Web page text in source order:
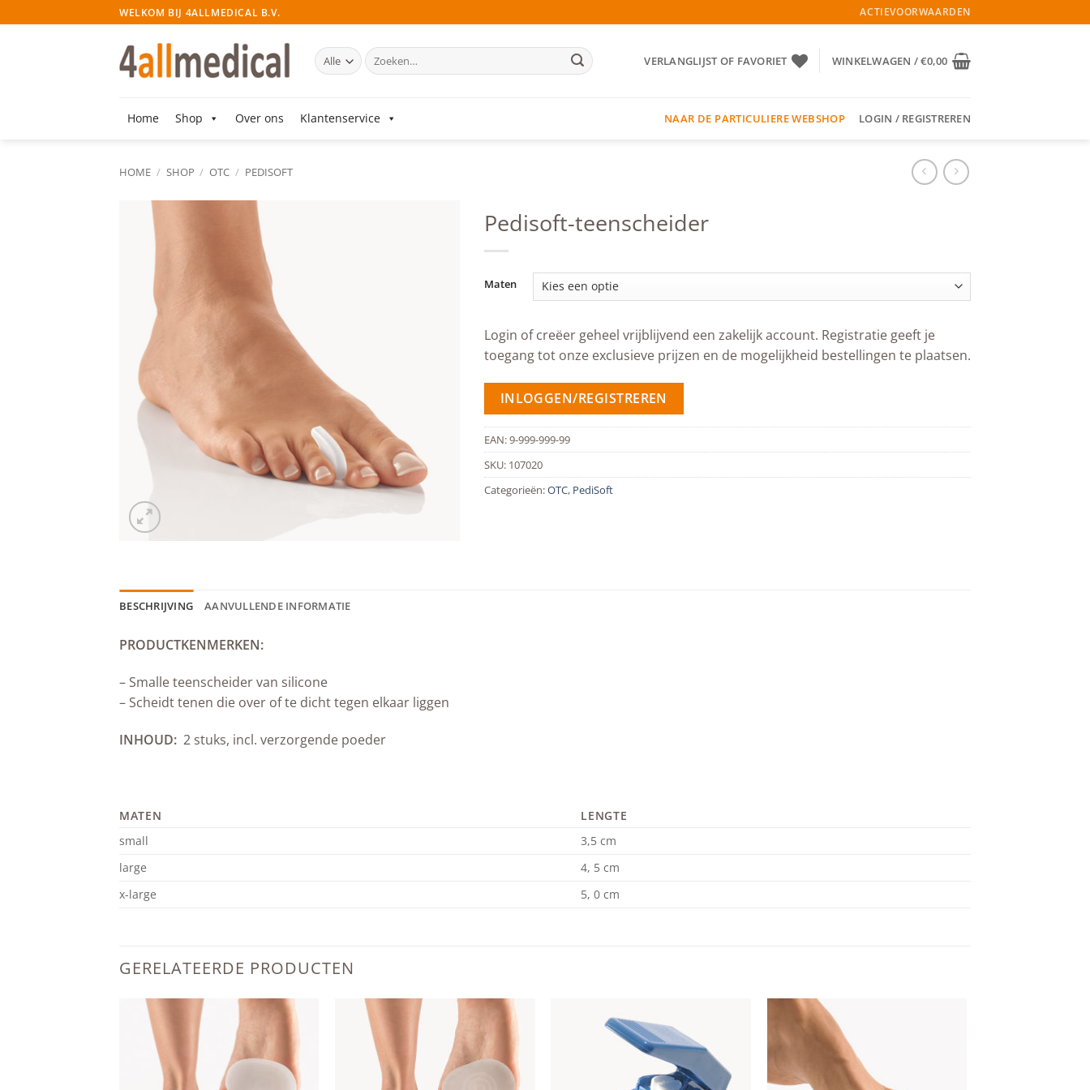
naar
WELKOM BIJ 4ALLMEDICAL B.V. ACTIEVOORWAARDEN
Zoeken
naar:
VERLANGLIJST OF FAVORIET WINKELWAGEN /€0,00
Home Shop Over ons Klantenservice NAAR DE PARTICULIERE WEBSHOP LOGIN / REGISTREREN
HOME / SHOP / OTC / PEDISOFT
Pedisoft-teenscheider
Maten
Login of creëer geheel vrijblijvend een zakelijk account. Registratie geeft je
toegang tot onze exclusieve prijzen en de mogelijkheid bestellingen te plaatsen.
INLOGGEN/REGISTREREN
EAN:9-999-999-99
SKU: 107020
Categorieën:OTC, PediSoft
BESCHRIJVING AANVULLENDE INFORMATIE
PRODUCTKENMERKEN:
– Smalle teenscheider van silicone
– Scheidt tenen die over of te dicht tegen elkaar liggen
INHOUD: 2 stuks, incl. verzorgende poeder
MATEN
LENGTE
small
3,5 cm
large
4, 5 cm
x-large
5, 0 cm
GERELATEERDE PRODUCTEN
Add to
wishlist
wishlist